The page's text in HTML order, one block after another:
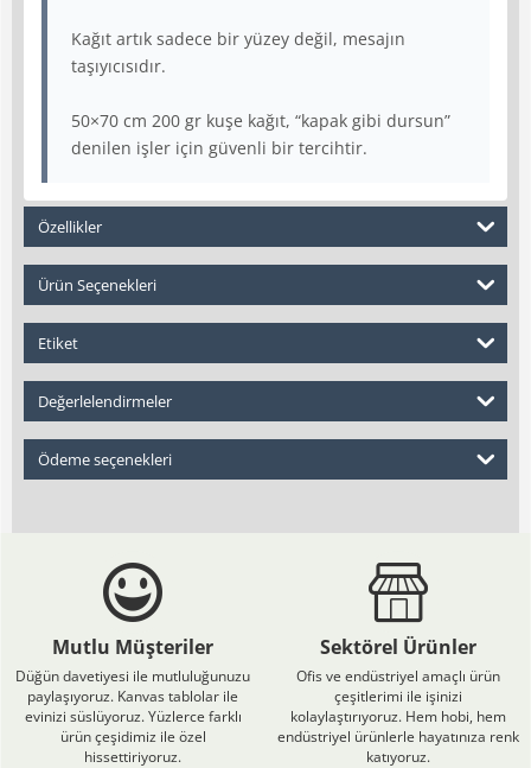
Kağıt artık sadece bir yüzey değil, mesajın
taşıyıcısıdır.
50×70 cm 200 gr kuşe kağıt, “kapak gibi dursun”
denilen işler için güvenli bir tercihtir.
Özellikler
Ürün Seçenekleri
Etiket
Değerlelendirmeler
Ödeme seçenekleri
Mutlu Müşteriler
Düğün davetiyesi ile mutluluğunuzu
paylaşıyoruz. Kanvas tablolar ile
evinizi süslüyoruz. Yüzlerce farklı
ürün çeşidimiz ile özel
hissettiriyoruz.
Sektörel Ürünler
Ofis ve endüstriyel amaçlı ürün
çeşitlerimi ile işinizi
kolaylaştırıyoruz. Hem hobi, hem
endüstriyel ürünlerle hayatınıza renk
katıyoruz.